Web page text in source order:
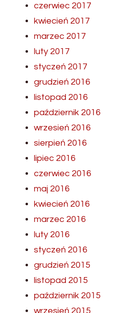
czerwiec 2017
kwiecień 2017
marzec 2017
luty 2017
styczeń 2017
grudzień 2016
listopad 2016
październik 2016
wrzesień 2016
sierpień 2016
lipiec 2016
czerwiec 2016
maj 2016
kwiecień 2016
marzec 2016
luty 2016
styczeń 2016
grudzień 2015
listopad 2015
październik 2015
wrzesień 2015